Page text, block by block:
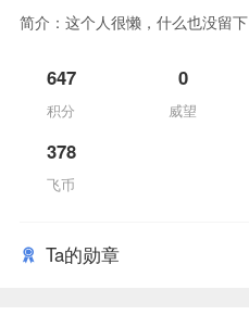
简介：这个人很懒，什么也没留下
647
积分
0
威望
378
飞币
Ta的勋章